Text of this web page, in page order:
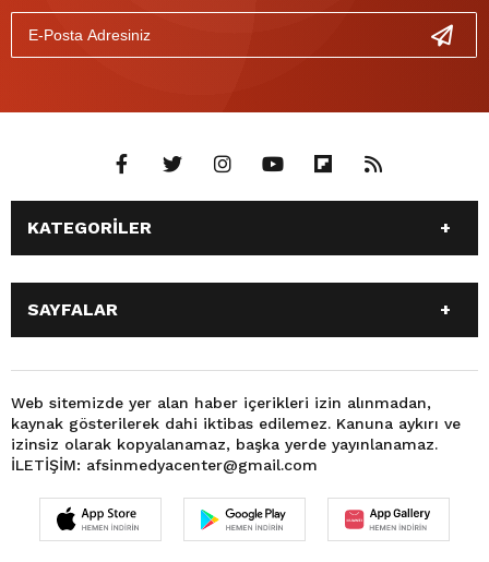
KATEGORİLER
ANASAYFA
GÜNDEM
SİYASET
SPOR
EKONOMİ
TEKNOLOJİ
3. SAYFA
BÜYÜKŞEHİR BELEDİYESİ
DÜNYA
FOTO GALERİ
KÜLTÜR SANAT
MAGAZİN
OTOMOBİL
SAĞLIK
VIDEO GALERİ
YEREL HABERLER
KÜNYE
SAYFALAR
SİYASET
EĞİTİM
SPOR
EKONOMİ
TEKNOLOJİ
3. SAYFA
FOTO GALERİ
KÜLTÜR SANAT
MAGAZİN
OTOMOBİL
Web sitemizde yer alan haber içerikleri izin alınmadan,
kaynak gösterilerek dahi iktibas edilemez. Kanuna aykırı ve
izinsiz olarak kopyalanamaz, başka yerde yayınlanamaz.
İLETİŞİM: afsinmedyacenter@gmail.com